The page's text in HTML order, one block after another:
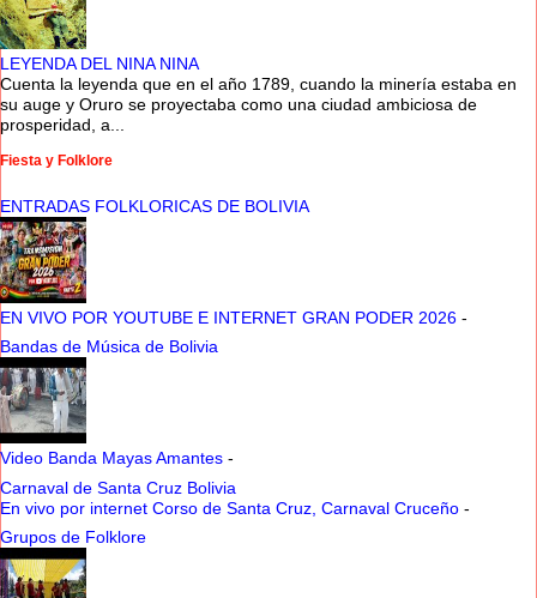
LEYENDA DEL NINA NINA
Cuenta la leyenda que en el año 1789, cuando la minería estaba en
su auge y Oruro se proyectaba como una ciudad ambiciosa de
prosperidad, a...
Fiesta y Folklore
ENTRADAS FOLKLORICAS DE BOLIVIA
EN VIVO POR YOUTUBE E INTERNET GRAN PODER 2026 -
Bandas de Música de Bolivia
Video Banda Mayas Amantes -
Carnaval de Santa Cruz Bolivia
En vivo por internet Corso de Santa Cruz, Carnaval Cruceño -
Grupos de Folklore